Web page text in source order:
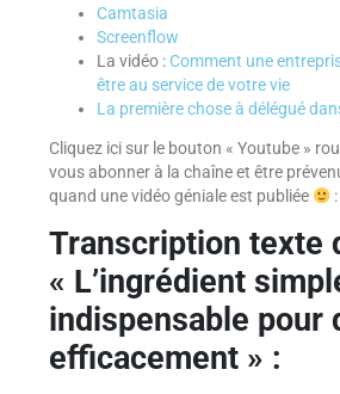
Camtasia
Screenflow
La vidéo : Comment une
être au service de votre vie
La première chose à délégué
Cliquez ici sur le bouton « Youtube »
vous abonner à la chaîne et être
quand une vidéo géniale est publiée
:
Transcription texte
« L’ingrédient
indispensable pour
efficacement » :